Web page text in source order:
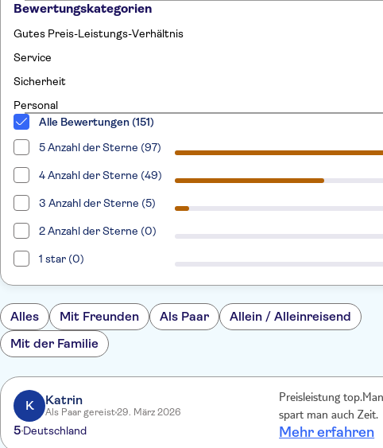
Bewertungskategorien
Gutes Preis-Leistungs-Verhältnis
Service
Sicherheit
Personal
Alle Bewertungen (151)
5 Anzahl der Sterne (97)
4 Anzahl der Sterne (49)
3 Anzahl der Sterne (5)
2 Anzahl der Sterne (0)
1 star (0)
Alles Mit Freunden Als Paar
Allein / Alleinreisend
Mit der Familie
K Katrin
Als Paar gereist29. März 2026
5 Deutschland
Preisleistung
spart man auch Zeit.
Mehr erfahren